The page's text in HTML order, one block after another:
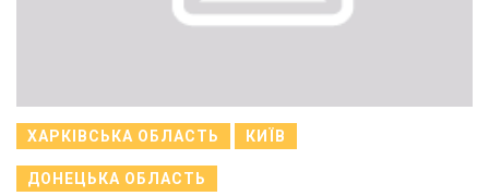
ХАРКІВСЬКА ОБЛАСТЬ КИЇВ
ДОНЕЦЬКА ОБЛАСТЬ